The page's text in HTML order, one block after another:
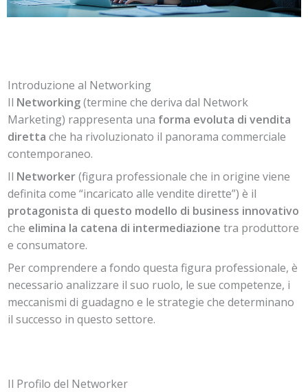
Introduzione al Networking
Il Networking(termine che deriva dal Network
Marketing) rappresenta una forma evoluta di vendita
diretta che ha rivoluzionato il panorama commerciale
contemporaneo.
Il Networker(figura professionale che in origine viene
definita come “incaricato alle vendite dirette”) è il
protagonista di questo modello di business innovativo
che elimina la catena di intermediazione tra produttore
e consumatore.
Per comprendere a fondo questa figura professionale, è
necessario analizzare il suo ruolo, le sue competenze, i
meccanismi di guadagno e le strategie che determinano
il successo in questo settore.
Il Profilo del Networker